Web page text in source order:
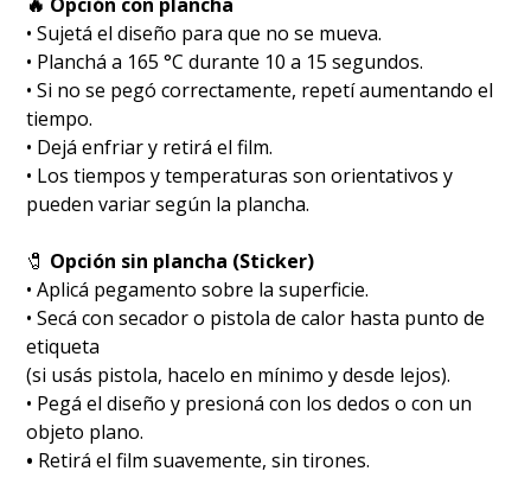
🔥 Opción con plancha
• Sujetá el diseño para que no se mueva.
• Planchá a 165 °C durante 10 a 15 segundos.
• Si no se pegó correctamente, repetí aumentando el
tiempo.
• Dejá enfriar y retirá el film.
• Los tiempos y temperaturas son orientativos y
pueden variar según la plancha.
🧷 Opción sin plancha (Sticker)
• Aplicá pegamento sobre la superficie.
• Secá con secador o pistola de calor hasta punto de
etiqueta
(si usás pistola, hacelo en mínimo y desde lejos).
• Pegá el diseño y presioná con los dedos o con un
objeto plano.
• Retirá el film suavemente, sin tirones.